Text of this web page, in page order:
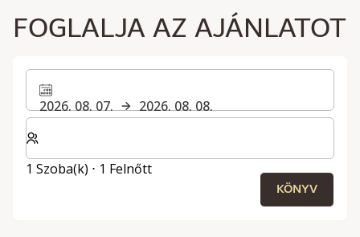
FOGLALJA AZ AJÁNLATOT
2026. 08. 07.
2026. 08. 08.
Válassza ki a szobák és a vendégek számát
1 Szoba(k) ⋅ 1 Felnőtt
KÖNYV